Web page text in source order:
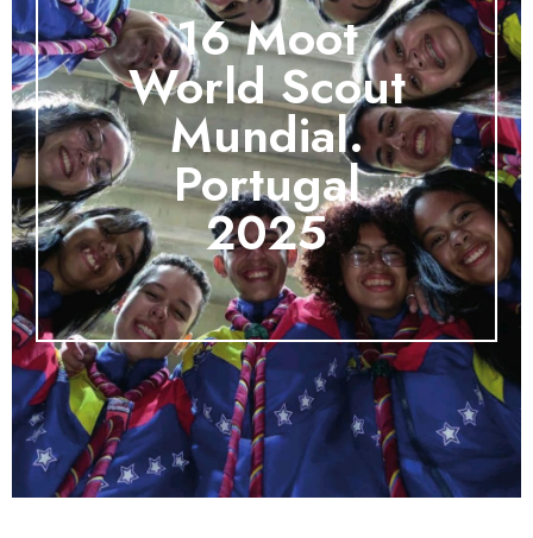
16 Moot
World Scout
Mundial.
Portugal
2025